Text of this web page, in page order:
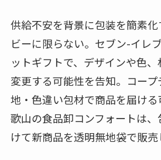
供給不安を背景に包装を簡素
ビーに限らない。セブン-イレ
ットギフトで、デザインや色
変更する可能性を告知。コー
地・色違い包材で商品を届け
歌山の食品卸コンフォートは
けて新商品を透明無地袋で販売